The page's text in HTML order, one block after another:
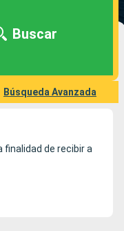
Buscar
Búsqueda Avanzada
finalidad de recibir a